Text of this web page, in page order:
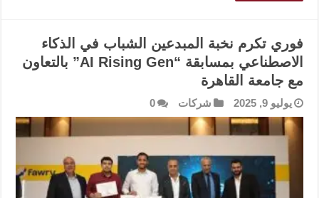
فوري تكرم نخبة المبدعين الشباب في الذكاء
الاصطناعي بمسابقة “AI Rising Gen” بالتعاون
مع جامعة القاهرة
يوليو 9, 2025 شركات 0